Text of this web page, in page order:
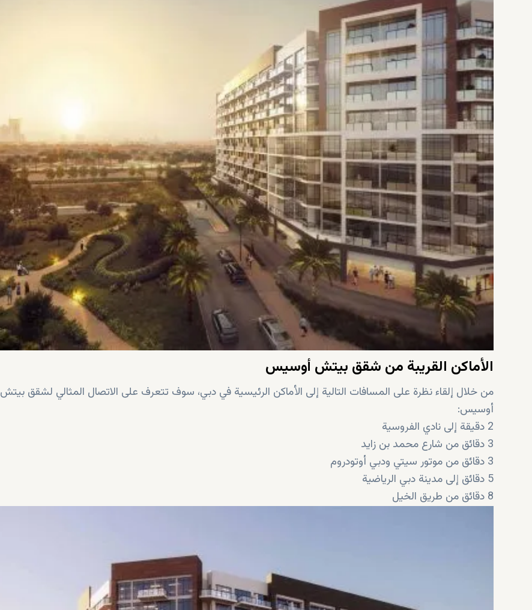
الأماكن القريبة من شقق بيتش أوسيس
من خلال إلقاء نظرة على المسافات التالية إلى الأماكن الرئيسية في دبي، سوف تتعرف على الاتصال المثالي لشقق بيتش
أوسيس:
2 دقيقة إلى نادي الفروسية
3 دقائق من شارع محمد بن زايد
3 دقائق من موتور سيتي ودبي أوتودروم
5 دقائق إلى مدينة دبي الرياضية
8 دقائق من طريق الخيل